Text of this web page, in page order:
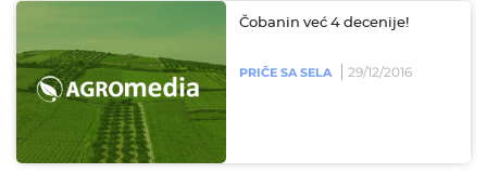
Čobanin već 4 decenije!
PRIČE SA SELA 29/12/2016